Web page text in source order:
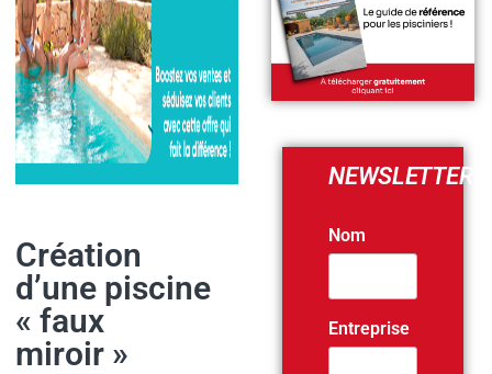
Création
d’une piscine
« faux
miroir »
NEWSLETTER
Nom
Entreprise